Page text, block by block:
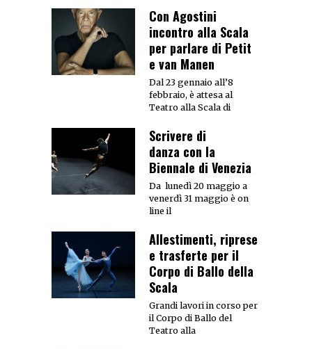
Con Agostini
incontro alla Scala
per parlare di Petit
e van Manen
Dal 23 gennaio all’8
febbraio, è attesa al
Teatro alla Scala di
Scrivere di
danza con la
Biennale di Venezia
Da lunedì 20 maggio a
venerdì 31 maggio è on
line il
Allestimenti, riprese
e trasferte per il
Corpo di Ballo della
Scala
Grandi lavori in corso per
il Corpo di Ballo del
Teatro alla